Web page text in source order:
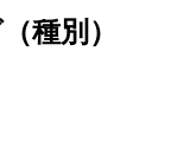
種別）